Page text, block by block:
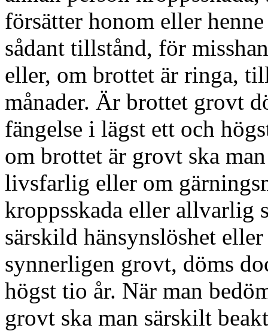
försätter honom eller
sådant tillstånd, för
eller, om brottet är ringa,
månader. Är brottet grovt
fängelse i lägst ett och
om brottet är grovt ska
livsfarlig eller om
kroppsskada eller allvarlig
särskild hänsynslöshet
synnerligen grovt, döms
högst tio år. När man
grovt ska man särskilt